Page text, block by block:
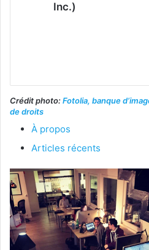
Inc.)
Crédit photo:Fotolia, banque
de droits
À propos
Articles récents